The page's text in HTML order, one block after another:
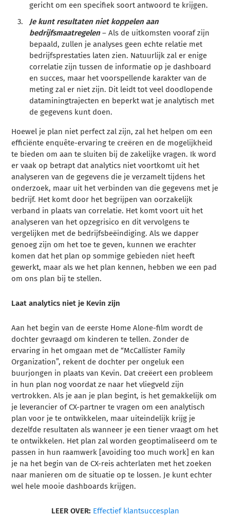
gericht om een specifiek soort antwoord te krijgen.
Je kunt resultaten niet koppelen aan
bedrijfsmaatregelen– Als de uitkomsten vooraf zijn
bepaald, zullen je analyses geen echte relatie met
bedrijfsprestaties laten zien. Natuurlijk zal er enige
correlatie zijn tussen de informatie op je dashboard
en succes, maar het voorspellende karakter van de
meting zal er niet zijn. Dit leidt tot veel doodlopende
dataminingtrajecten en beperkt wat je analytisch met
de gegevens kunt doen.
Hoewel je plan niet perfect zal zijn, zal het helpen om een
efficiënte enquête-ervaring te creëren en de mogelijkheid
te bieden om aan te sluiten bij de zakelijke vragen. Ik word
er vaak op betrapt dat analytics niet voortkomt uit het
analyseren van de gegevens die je verzamelt tijdens het
onderzoek, maar uit het verbinden van die gegevens met je
bedrijf. Het komt door het begrijpen van oorzakelijk
verband in plaats van correlatie. Het komt voort uit het
analyseren van het opzegrisico en dit vervolgens te
vergelijken met de bedrijfsbeëindiging. Als we dapper
genoeg zijn om het toe te geven, kunnen we erachter
komen dat het plan op sommige gebieden niet heeft
gewerkt, maar als we het plan kennen, hebben we een pad
om ons plan bij te stellen.
Laat analytics niet je Kevin zijn
Aan het begin van de eerste Home Alone-film wordt de
dochter gevraagd om kinderen te tellen. Zonder de
ervaring in het omgaan met de “McCallister Family
Organization”, rekent de dochter per ongeluk een
buurjongen in plaats van Kevin. Dat creëert een probleem
in hun plan nog voordat ze naar het vliegveld zijn
vertrokken. Als je aan je plan begint, is het gemakkelijk om
je leverancier of CX-partner te vragen om een analytisch
plan voor je te ontwikkelen, maar uiteindelijk krijg je
dezelfde resultaten als wanneer je een tiener vraagt om het
te ontwikkelen. Het plan zal worden geoptimaliseerd om te
passen in hun raamwerk [avoiding too much work] en kan
je na het begin van de CX-reis achterlaten met het zoeken
naar manieren om de situatie op te lossen. Je kunt echter
wel hele mooie dashboards krijgen.
LEER OVER: Effectief klantsuccesplan